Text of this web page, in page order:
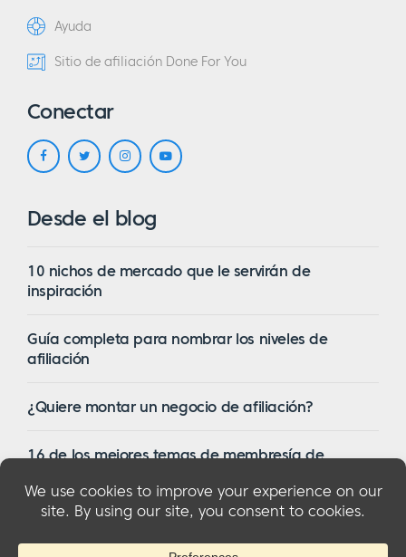
Ayuda
Sitio de afiliación Done For You
Conectar
Desde el blog
10 nichos de mercado que le servirán de
inspiración
Guía completa para nombrar los niveles de
afiliación
¿Quiere montar un negocio de afiliación?
16 de los mejores temas de membresía de